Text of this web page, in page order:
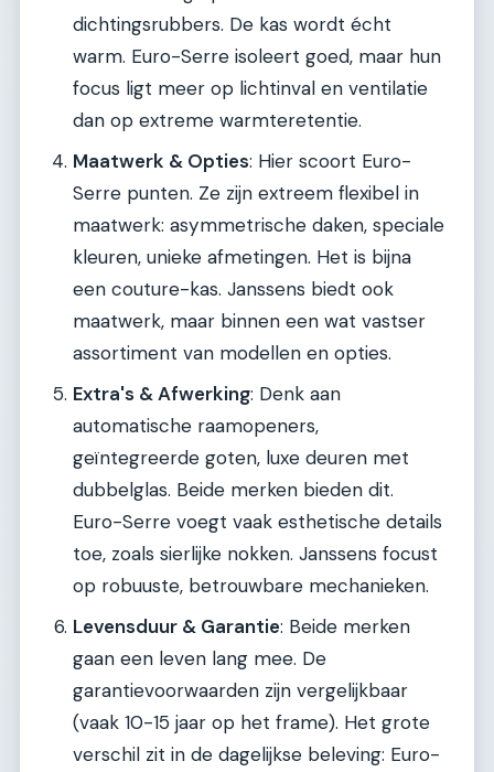
dichtingsrubbers. De kas wordt écht
warm. Euro-Serre isoleert goed, maar hun
focus ligt meer op lichtinval en ventilatie
dan op extreme warmteretentie.
Maatwerk & Opties: Hier scoort Euro-
Serre punten. Ze zijn extreem flexibel in
maatwerk: asymmetrische daken, speciale
kleuren, unieke afmetingen. Het is bijna
een couture-kas. Janssens biedt ook
maatwerk, maar binnen een wat vastser
assortiment van modellen en opties.
Extra's & Afwerking: Denk aan
automatische raamopeners,
geïntegreerde goten, luxe deuren met
dubbelglas. Beide merken bieden dit.
Euro-Serre voegt vaak esthetische details
toe, zoals sierlijke nokken. Janssens focust
op robuuste, betrouwbare mechanieken.
Levensduur & Garantie: Beide merken
gaan een leven lang mee. De
garantievoorwaarden zijn vergelijkbaar
(vaak 10-15 jaar op het frame). Het grote
verschil zit in de dagelijkse beleving: Euro-